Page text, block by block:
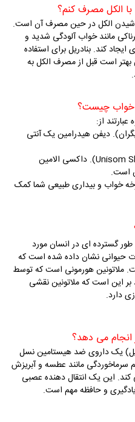
با الکل مصرف کنم؟
الکل در حین مصرف آن است.
مانند خواب آلودگی شدید و
ایجاد کند. بنادریل برای استفاده
است قبل از مصرف الکل به
خواب چیست؟
از:
دیفن هیدرامین یک آنتی
داکسی الامین
است.
خواب و بیداری طبیعی شما کمک
طور گسترده ای در انسان مورد
حیوانی نشان داده شده است که
ملاتونین هورمونی است که توسط
بر این است که ملاتونین نقشی
دارد.
انجام می دهد؟
یک داروی ضد هیستامین نسل
سرماخوردگی مانند عطسه و آبریزش
کند. این یک انتقال دهنده عصبی
و حافظه مهم است.